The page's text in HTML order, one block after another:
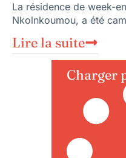
La résidence de week-
Nkolnkoumou, a été
Lire la suite
Charger